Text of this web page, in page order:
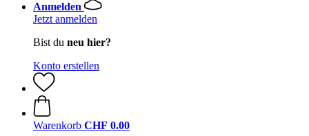
Anmelden
Jetzt anmelden
Bist du neu hier?
Konto erstellen
Warenkorb CHF 0.00